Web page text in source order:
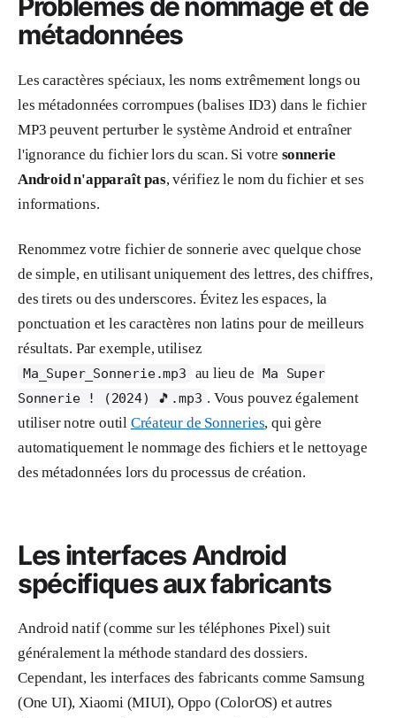
métadonnées
Les caractères spéciaux, les noms extrêmement longs ou
les métadonnées corrompues (balises ID3) dans le fichier
MP3 peuvent perturber le système Android et entraîner
l'ignorance du fichier lors du scan. Si votre sonnerie
Android n'apparaît pas, vérifiez le nom du fichier et ses
informations.
Renommez votre fichier de sonnerie avec quelque chose
de simple, en utilisant uniquement des lettres, des chiffres,
des tirets ou des underscores. Évitez les espaces, la
ponctuation et les caractères non latins pour de meilleurs
résultats. Par exemple, utilisez
Ma_Super_Sonnerie.mp3 au lieu de Ma Super
Sonnerie ! (2024) 🎵.mp3 . Vous pouvez également
utiliser notre outil Créateur de Sonneries, qui gère
automatiquement le nommage des fichiers et le nettoyage
des métadonnées lors du processus de création.
Les interfaces Android
spécifiques aux fabricants
Android natif (comme sur les téléphones Pixel) suit
généralement la méthode standard des dossiers.
Cependant, les interfaces des fabricants comme Samsung
(One UI), Xiaomi (MIUI), Oppo (ColorOS) et autres